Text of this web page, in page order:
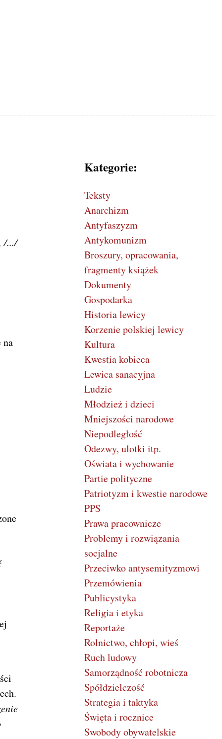
/.../
na
Kategorie:
Teksty
Anarchizm
Antyfaszyzm
Antykomunizm
Broszury, opracowania,
fragmenty książek
Dokumenty
Gospodarka
Historia lewicy
Korzenie polskiej lewicy
Kultura
Kwestia kobieca
Lewica sanacyjna
Ludzie
Młodzież i dzieci
Mniejszości narodowe
Niepodległość
Odezwy, ulotki itp.
Oświata i wychowanie
Partie polityczne
Patriotyzm i kwestie narodowe
PPS
Prawa pracownicze
Problemy i rozwiązania
socjalne
Przeciwko antysemityzmowi
Przemówienia
Publicystyka
Religia i etyka
Reportaże
Rolnictwo, chłopi, wieś
Ruch ludowy
Samorządność robotnicza
Spółdzielczość
Strategia i taktyka
Święta i rocznice
Swobody obywatelskie